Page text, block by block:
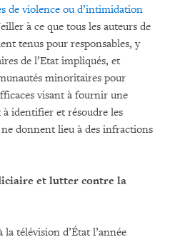
de violence ou d’intimidation
à ce que tous les auteurs de
tenus pour responsables, y
de l’Etat impliqués, et
minoritaires pour
visant à fournir une
identifier et résoudre les
donnent lieu à des infractions
et lutter contre la
télévision d’État l’année